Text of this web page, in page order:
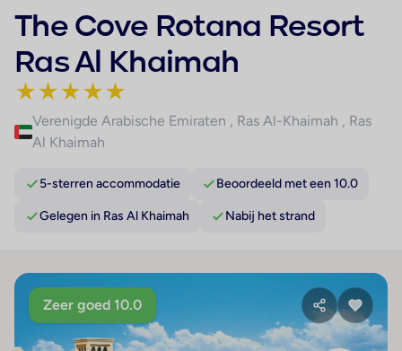
The Cove Rotana Resort
Ras Al Khaimah
★★★★★
Verenigde Arabische Emiraten , Ras Al-Khaimah , Ras
Al Khaimah
5-sterren accommodatie Beoordeeld met een 10.0
Gelegen in Ras Al Khaimah Nabij het strand
Zeer goed 10.0